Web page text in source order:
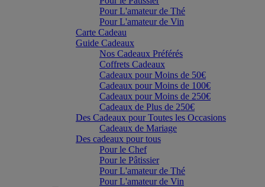
Pour L'amateur de Thé
Pour L'amateur de Vin
Carte Cadeau
Guide Cadeaux
Nos Cadeaux Préférés
Coffrets Cadeaux
Cadeaux pour Moins de 50€
Cadeaux pour Moins de 100€
Cadeaux pour Moins de 250€
Cadeaux de Plus de 250€
Des Cadeaux pour Toutes les Occasions
Cadeaux de Mariage
Des cadeaux pour tous
Pour le Chef
Pour le Pâtissier
Pour L'amateur de Thé
Pour L'amateur de Vin